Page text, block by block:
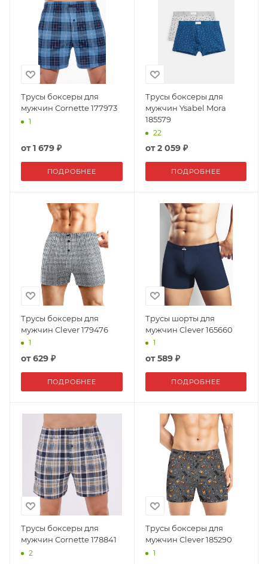
Трусы боксеры для
мужчин Cornette 177973
1
от1 679 ₽
ПОДРОБНЕЕ
Трусы боксеры для
мужчин Ysabel Mora
185579
22
от2 059 ₽
ПОДРОБНЕЕ
Трусы боксеры для
мужчин Clever 179476
1
от629 ₽
ПОДРОБНЕЕ
Трусы шорты для
мужчин Clever 165660
1
от589 ₽
ПОДРОБНЕЕ
Трусы боксеры для
мужчин Cornette 178841
2
Трусы боксеры для
мужчин Clever 185290
1